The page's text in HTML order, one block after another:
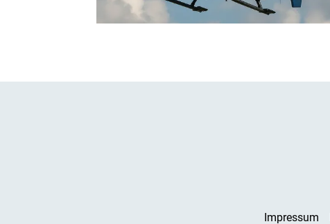
Impressum